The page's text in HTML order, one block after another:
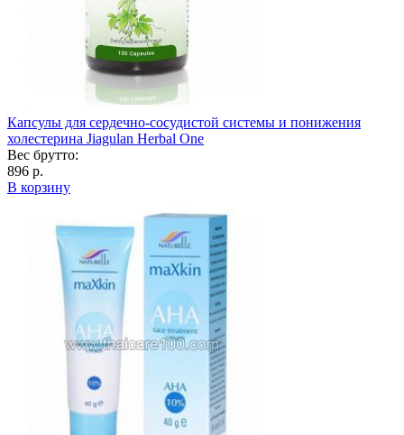
Капсулы для сердечно-сосудистой системы и понижения
холестерина Jiagulan Herbal One
Вес брутто:
896 р.
В корзину